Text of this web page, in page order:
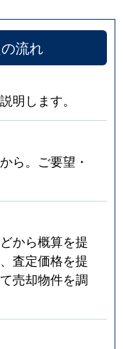
流れ
明します。
ら。ご要望・
から概算を提
査定価格を提
売却物件を調